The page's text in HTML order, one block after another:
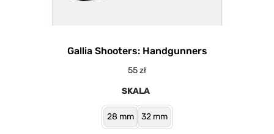
Gallia Shooters: Handgunners
55zł
SKALA
28 mm 32 mm